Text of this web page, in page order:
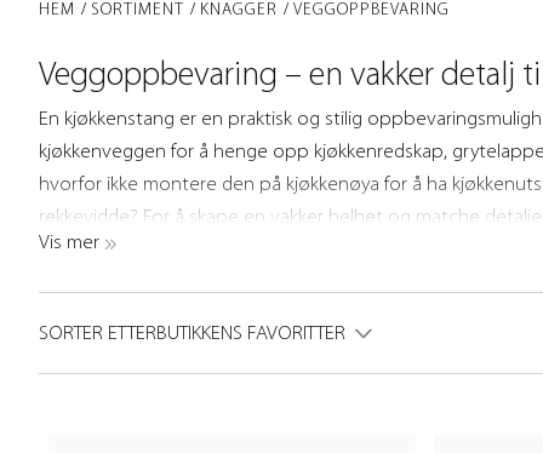
HEM SORTIMENT KNAGGER VEGGOPPBEVARING
Veggoppbevaring – en vakker detalj
En kjøkkenstang er en praktisk og stilig
kjøkkenveggen for å henge opp kjøkkenredskap,
hvorfor ikke montere den på kjøkkenøya for å ha
rekkevidde? For å skape en vakker helhet og matche
kjøkkenrekkverk Aveny i tre utførelser; polert ubehandlet
enkel skandinavisk design. En tidløs detalj laget av robuste
Vis mer
SORTER ETTERBUTIKKENS FAVORITTER